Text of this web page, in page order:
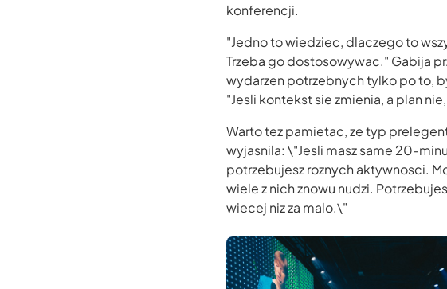
konferencji.
"Jedno to wiedziec, dlaczego to
Trzeba go dostosowywac." Gabija
wydarzen potrzebnych tylko po to,
"Jesli kontekst sie zmienia, a plan
Warto tez pamietac, ze typ
wyjasnila: \"Jesli masz same 20-
potrzebujesz roznych aktywnosci.
wiele z nich znowu nudzi.
wiecej niz za malo.\"